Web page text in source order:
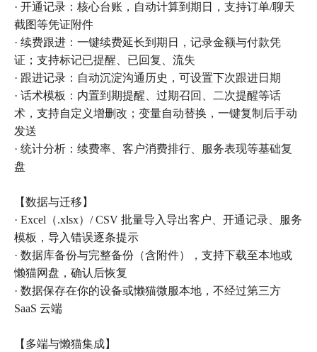
· 开通记录：核心台账，自动计算到期日，支持订单/聊天
截图等凭证附件
· 续费跟进：一键续费延长到期日，记录金额与付款凭
证；支持标记已提醒、已回复、流失
· 跟进记录：自动沉淀沟通历史，可设置下次跟进日期
· 话术模板：内置到期提醒、过期召回、二次提醒等话
术，支持自定义增删改；变量自动替换，一键复制后手动
发送
· 统计分析：续费率、客户消费排行、服务表现等基础复
盘
【数据与迁移】
· Excel（.xlsx）/ CSV 批量导入导出客户、开通记录、服务
模板，导入错误逐条提示
· 数据库备份与完整备份（含附件），支持下载至本地或
懒猫网盘，确认后恢复
· 数据保存在你的设备或懒猫微服本地，不经过第三方
SaaS 云端
【多端与懒猫集成】